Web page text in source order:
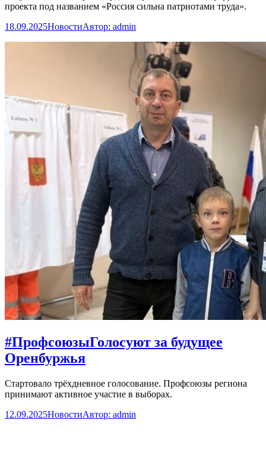
проекта под названием «Россия сильна патриотами труда».
18.09.2025НовостиАвтор: admin
#ПрофсоюзыГолосуют за будущее
Оренбуржья
Стартовало трёхдневное голосование. Профсоюзы региона
принимают активное участие в выборах.
12.09.2025НовостиАвтор: admin